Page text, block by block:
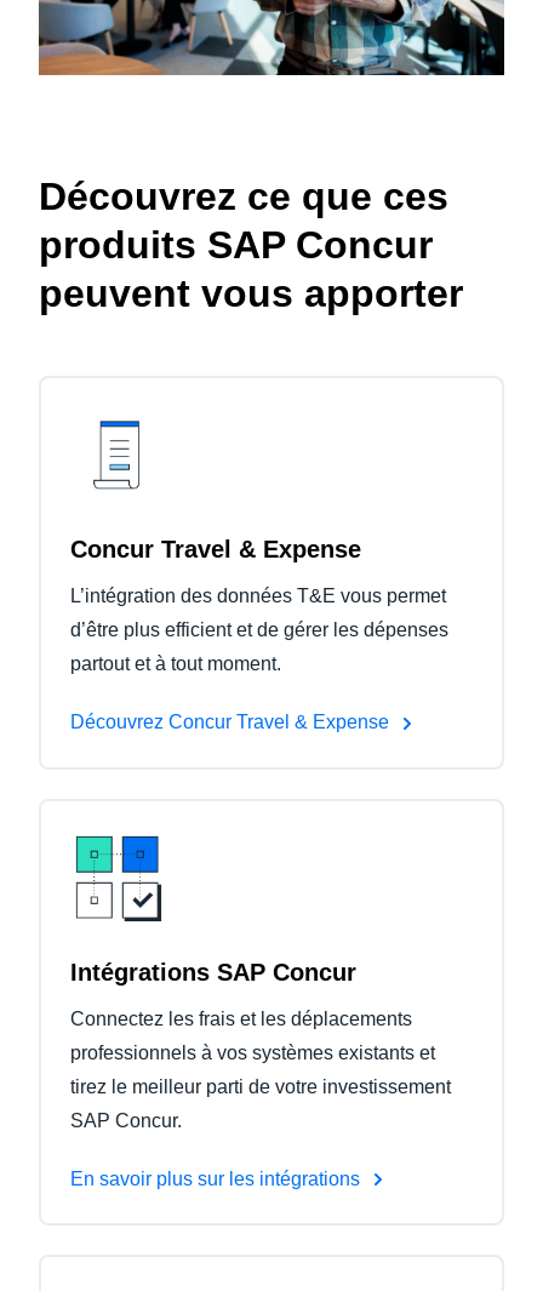
Découvrez ce que ces
produits SAP Concur
peuvent vous apporter
Concur Travel & Expense
L’intégration des données T&E vous permet
d’être plus efficient et de gérer les dépenses
partout et à tout moment.
Découvrez Concur Travel & Expense
Intégrations SAP Concur
Connectez les frais et les déplacements
professionnels à vos systèmes existants et
tirez le meilleur parti de votre investissement
SAP Concur.
En savoir plus sur les intégrations